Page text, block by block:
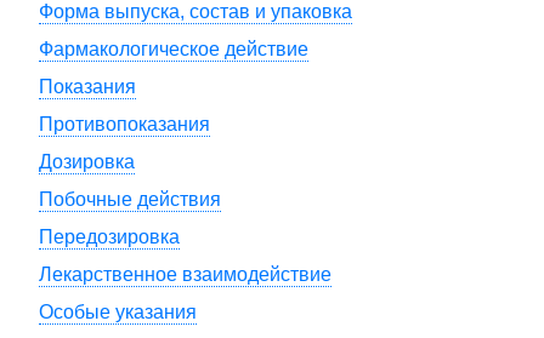
Форма выпуска, состав и упаковка
Фармакологическое действие
Показания
Противопоказания
Дозировка
Побочные действия
Передозировка
Лекарственное взаимодействие
Особые указания